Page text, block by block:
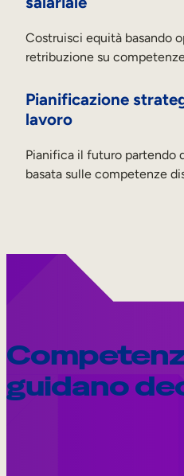
Costruisci equità basando
retribuzione su
Pianificazione
lavoro
Pianifica il futuro partendo
basata sulle competenze
guidano